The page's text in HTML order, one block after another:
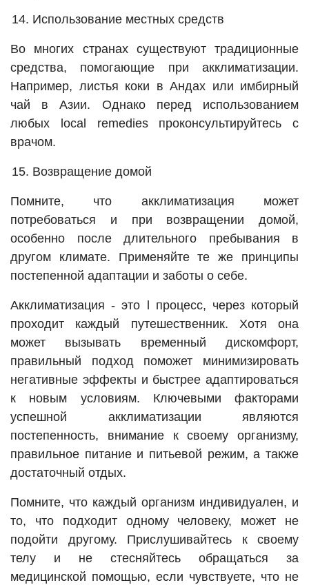
Использование местных средств
Во многих странах существуют традиционные
средства, помогающие при акклиматизации.
Например, листья коки в Андах или имбирный
чай в Азии. Однако перед использованием
любых local remedies проконсультируйтесь с
врачом.
Возвращение домой
Помните, что акклиматизация может
потребоваться и при возвращении домой,
особенно после длительного пребывания в
другом климате. Применяйте те же принципы
постепенной адаптации и заботы о себе.
Акклиматизация - это l процесс, через который
проходит каждый путешественник. Хотя она
может вызывать временный дискомфорт,
правильный подход поможет минимизировать
негативные эффекты и быстрее адаптироваться
к новым условиям. Ключевыми факторами
успешной акклиматизации являются
постепенность, внимание к своему организму,
правильное питание и питьевой режим, а также
достаточный отдых.
Помните, что каждый организм индивидуален, и
то, что подходит одному человеку, может не
подойти другому. Прислушивайтесь к своему
телу и не стесняйтесь обращаться за
медицинской помощью, если чувствуете, что не